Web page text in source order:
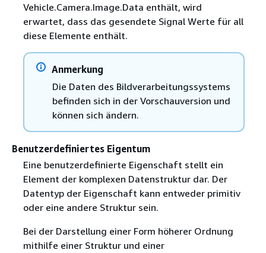
Vehicle.Camera.Image.Data enthält, wird
erwartet, dass das gesendete Signal Werte für all
diese Elemente enthält.
Anmerkung
Die Daten des Bildverarbeitungssystems
befinden sich in der Vorschauversion und
können sich ändern.
Benutzerdefiniertes Eigentum
Eine benutzerdefinierte Eigenschaft stellt ein
Element der komplexen Datenstruktur dar. Der
Datentyp der Eigenschaft kann entweder primitiv
oder eine andere Struktur sein.
Bei der Darstellung einer Form höherer Ordnung
mithilfe einer Struktur und einer